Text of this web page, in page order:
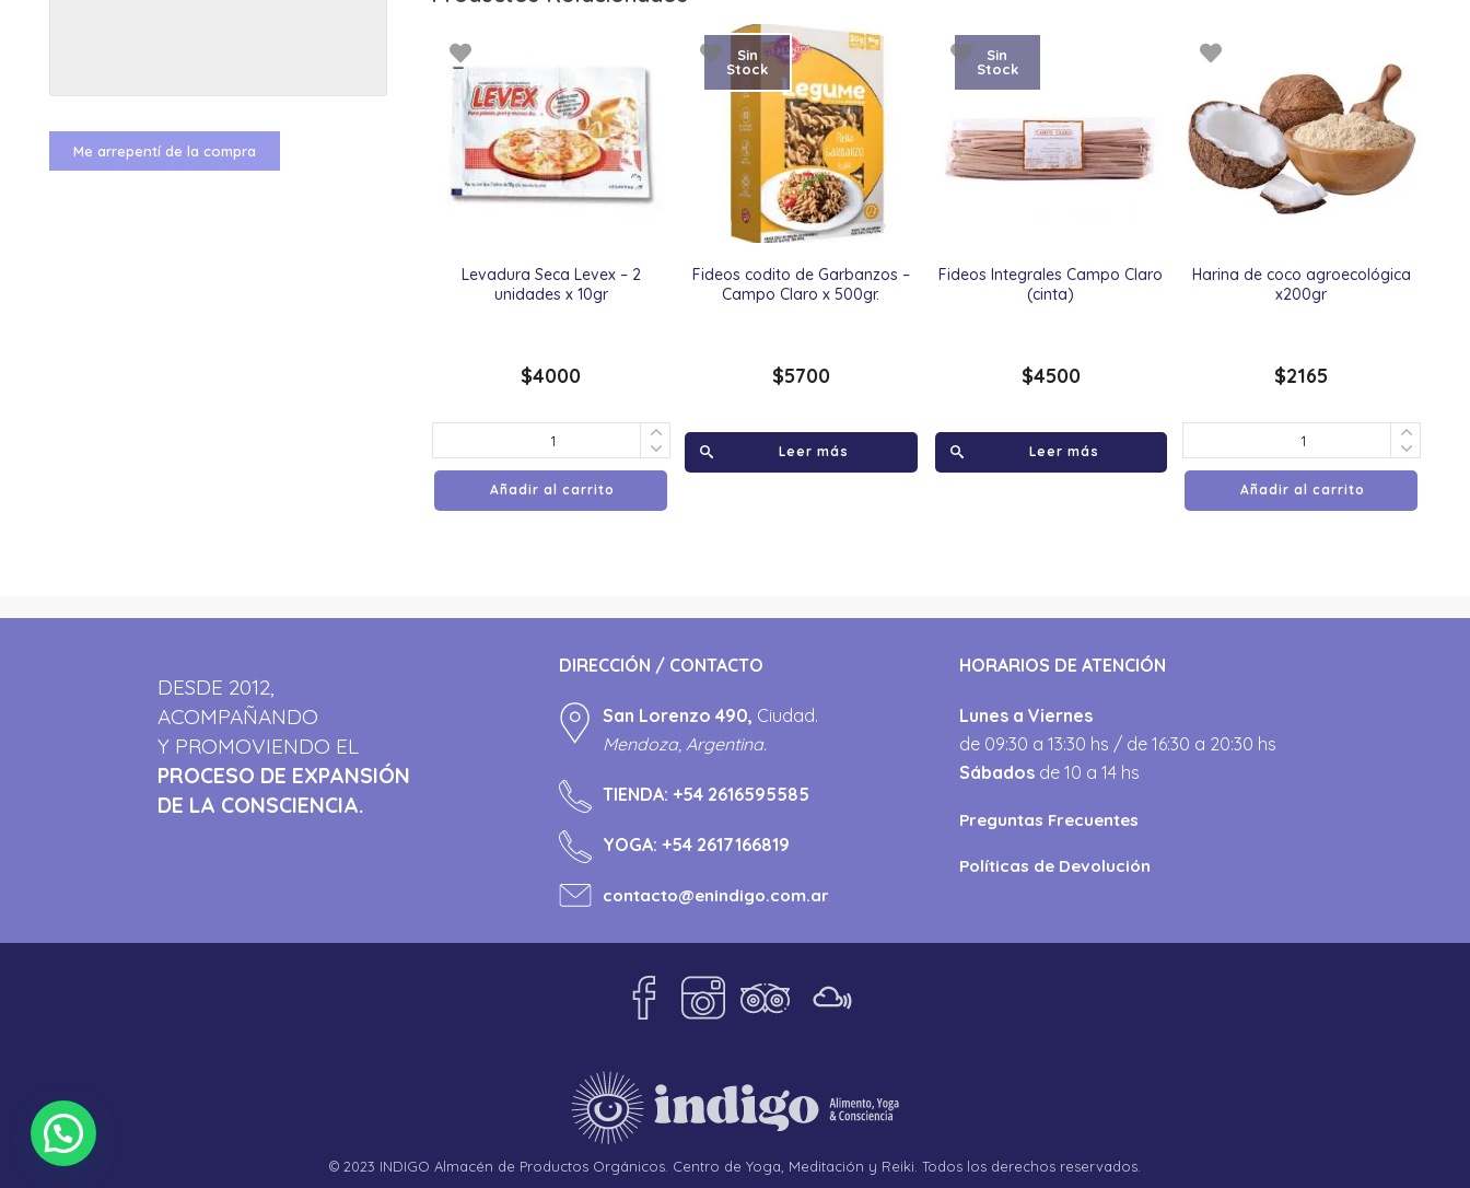
Levadura Seca Levex – 2
unidades x 10gr
$4000
Añadir al carrito
Fideos codito de Garbanzos –
Campo Claro x 500gr.
Sin
Stock
$5700
Leer más
Fideos Integrales Campo Claro
(cinta)
Sin
Stock
$4500
Leer más
Harina de coco agroecológica
x200gr
$2165
Añadir al carrito
Me arrepentí de la compra
DESDE 2012,
ACOMPAÑANDO
Y PROMOVIENDO EL
PROCESO DE EXPANSIÓN
DE LA CONSCIENCIA.
DIRECCIÓN / CONTACTO
San Lorenzo 490, Ciudad.
Mendoza, Argentina.
TIENDA: +54 2616595585
YOGA: +54 2617166819
contacto@enindigo.com.ar
HORARIOS DE ATENCIÓN
Lunes a Viernes
de 09:30 a 13:30 hs / de 16:30 a 20:30 hs
Sábados de 10 a 14 hs
Preguntas Frecuentes
Políticas de Devolución
© 2023 INDIGO Almacén de Productos Orgánicos. Centro de Yoga, Meditación y Reiki. Todos los derechos reservados.